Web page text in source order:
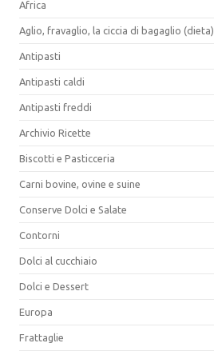
Africa
Aglio, fravaglio, la ciccia di bagaglio (dieta)
Antipasti
Antipasti caldi
Antipasti freddi
Archivio Ricette
Biscotti e Pasticceria
Carni bovine, ovine e suine
Conserve Dolci e Salate
Contorni
Dolci al cucchiaio
Dolci e Dessert
Europa
Frattaglie